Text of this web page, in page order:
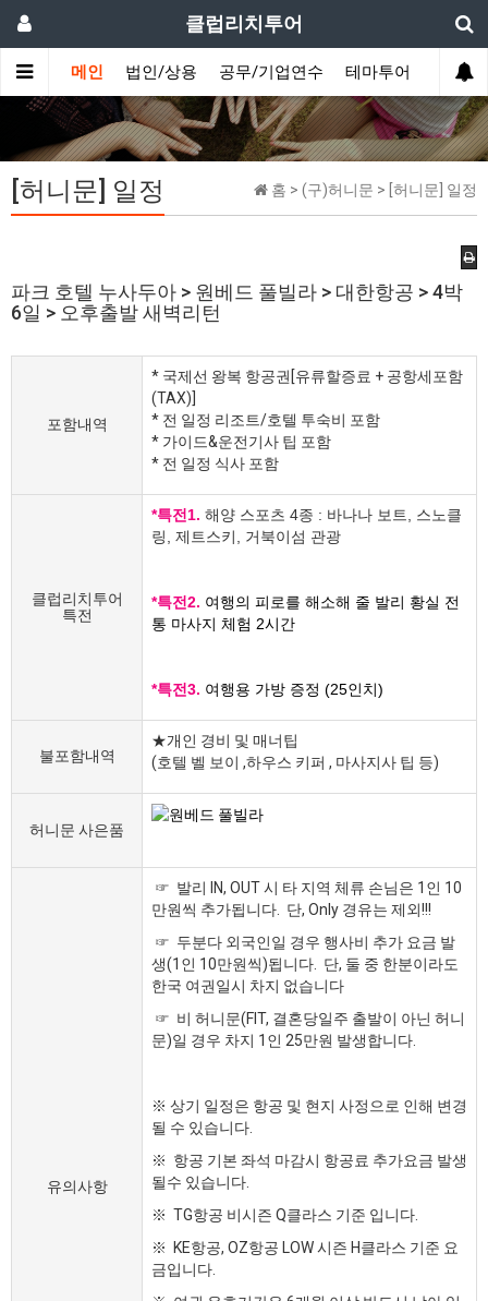
클럽리치투어
메인 법인/상용 공무/기업연수 테마투어 데이투
홈 > (구)허니문 > [허니문] 일정
[허니문] 일정
파크 호텔 누사두아 > 원베드 풀빌라 > 대한항공 > 4박
6일 > 오후출발 새벽리턴
포함내역
* 국제선 왕복 항공권[유류할증료 + 공항세포함
(TAX)]
* 전 일정 리조트/호텔 투숙비 포함
* 가이드&운전기사 팁 포함
* 전 일정 식사 포함​
클럽리치투어
특전
*특전1. 해양 스포츠 4종 : 바나나 보트, 스노클
링, 제트스키, 거북이섬 관광
*특전2. 여행의 피로를 해소해 줄 발리 황실 전
통 마사지 체험 2시간
*특전3. 여행용 가방 증정 (25인치)
불포함내역
★개인 경비 및 매너팁
(호텔 벨 보이 ,하우스 키퍼 , 마사지사 팁 등)
허니문 사은품
유의사항
☞ 발리 IN, OUT 시 타 지역 체류 손님은 1인 10
만원씩 추가됩니다. 단, Only 경유는 제외!!!
☞ 두분다 외국인일 경우 행사비 추가 요금 발
생(1인 10만원씩)됩니다. 단, 둘 중 한분이라도
한국 여권일시 차지 없습니다
☞ 비 허니문(FIT, 결혼당일주 출발이 아닌 허니
문)일 경우 차지 1인 25만원 발생합니다.
※ 상기 일정은 항공 및 현지 사정으로 인해 변경
될 수 있습니다.
※ 항공 기본 좌석 마감시 항공료 추가요금 발생
될수 있습니다.
※ TG항공 비시즌 Q클라스 기준 입니다.
※ KE항공, OZ항공 LOW 시즌 H클라스 기준 요
금입니다.